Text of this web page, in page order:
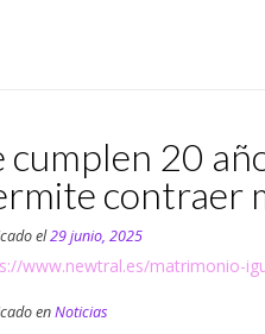
cumplen 20
contraer
el29 junio, 2025
www.newtral.es/matrimonio-
enNoticias